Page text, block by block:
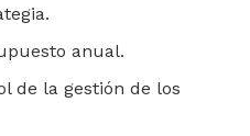
anual.
de la gestión de los